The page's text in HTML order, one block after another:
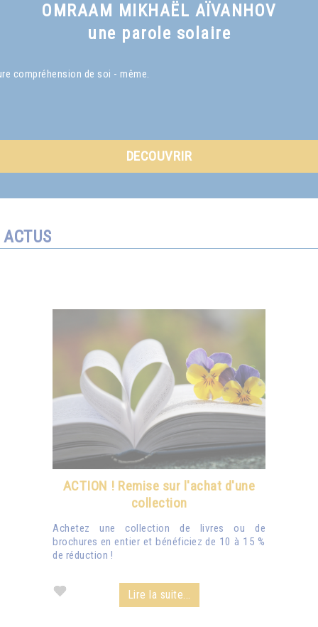
OMRAAM MIKHAËL AÏVANHOV
une parole solaire
compréhension de soi - même.
DECOUVRIR
ACTUS
ACTION ! Remise sur l'achat d'une
collection
Achetez une collection de livres ou de
brochures en entier et bénéficiez de 10 à 15 %
de réduction !
Lire la suite...